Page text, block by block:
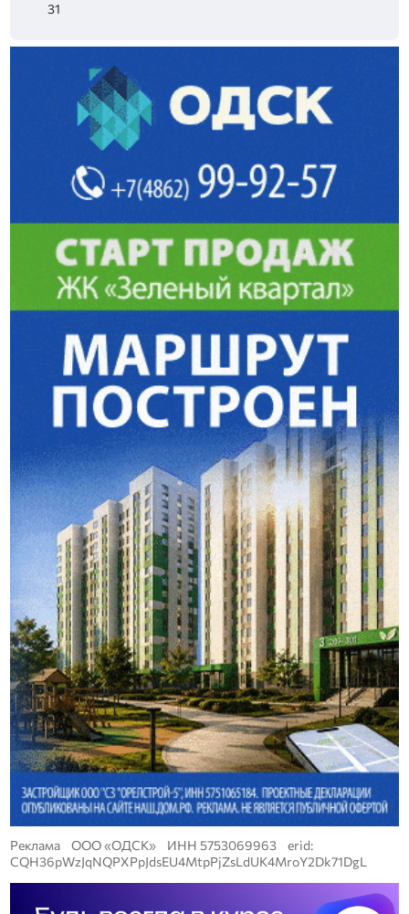
31
Реклама ООО «ОДСК» ИНН 5753069963 erid:
CQH36pWzJqNQPXPpJdsEU4MtpPjZsLdUK4MroY2Dk71DgL